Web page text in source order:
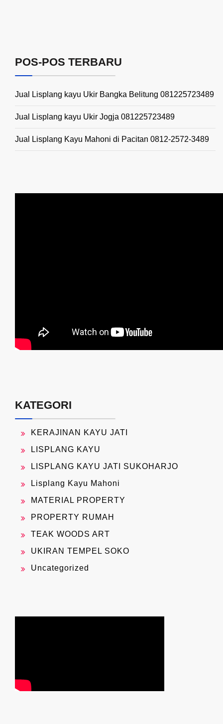
POS-POS TERBARU
Jual Lisplang kayu Ukir Bangka Belitung 081225723489
Jual Lisplang kayu Ukir Jogja 081225723489
Jual Lisplang Kayu Mahoni di Pacitan 0812-2572-3489
KATEGORI
KERAJINAN KAYU JATI
LISPLANG KAYU
LISPLANG KAYU JATI SUKOHARJO
Lisplang Kayu Mahoni
MATERIAL PROPERTY
PROPERTY RUMAH
TEAK WOODS ART
UKIRAN TEMPEL SOKO
Uncategorized